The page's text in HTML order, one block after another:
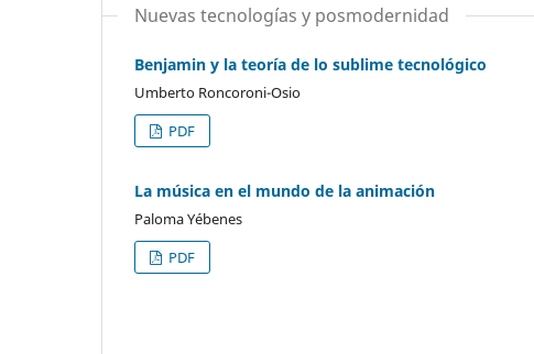
Nuevas tecnologías y posmodernidad
Benjamin y la teoría de lo sublime tecnológico
Umberto Roncoroni-Osio
PDF
La música en el mundo de la animación
Paloma Yébenes
PDF